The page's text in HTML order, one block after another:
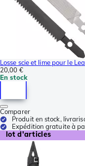
Losse scie et lime pour le
20,00 €
En stock
Comparer
Produit en stock,
Expédition gratuite à
lot d'articles